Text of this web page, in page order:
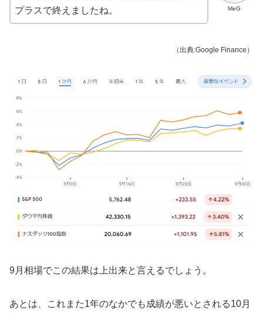
MeG
プラスで終えましたね。
（出典:Google Finance）
9月相場でこの結果は上出来と言えるでしょう。
あとは、これまた1年のなかでも成績が悪いとされる10月